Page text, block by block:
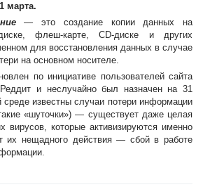
марта.
— это создание копии данных на
флеш-карте, CD-диске и других
для восстановления данных в случае
на основном носителе.
по инициативе пользователей сайта
и неслучайно был назначен на 31
известны случаи потери информации
«шуточки») — существует даже целая
вирусов, которые активизируются именно
их нещадного действия — сбой в работе